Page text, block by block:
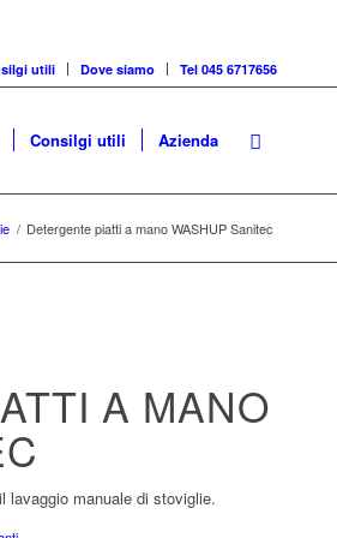
utili Dove siamo Tel 045 6717656
Consilgi utili Azienda
/ Detergente piatti a mano WASHUP Sanitec
A MANO
lavaggio manuale di stoviglie.